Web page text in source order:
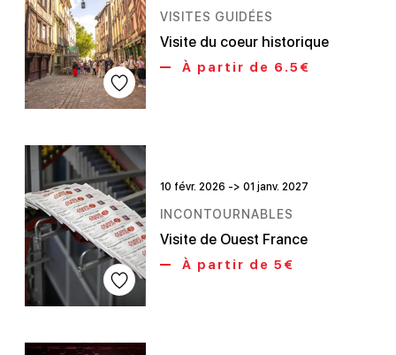
VISITES GUIDÉES
Visite du coeur historique
À partir de 6.5€
10 févr. 2026 -> 01 janv. 2027
INCONTOURNABLES
Visite de Ouest France
À partir de 5€